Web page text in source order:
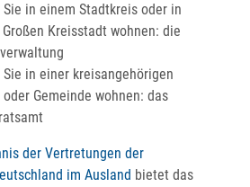
Sie in einem Stadtkreis oder in
Kreisstadt wohnen: die
Sie in einer kreisangehörigen
Gemeinde wohnen: das
der Vertretungen der
im Ausland bietet das